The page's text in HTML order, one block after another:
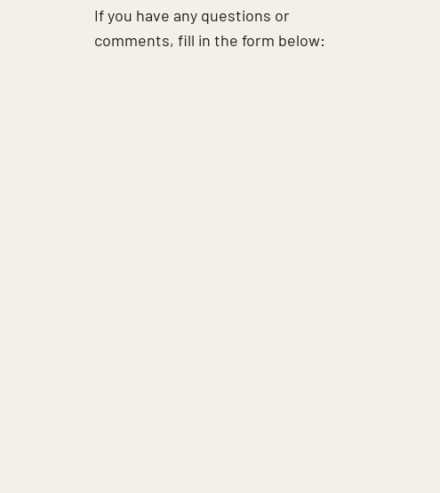
If you have any questions or
comments, fill in the form below: